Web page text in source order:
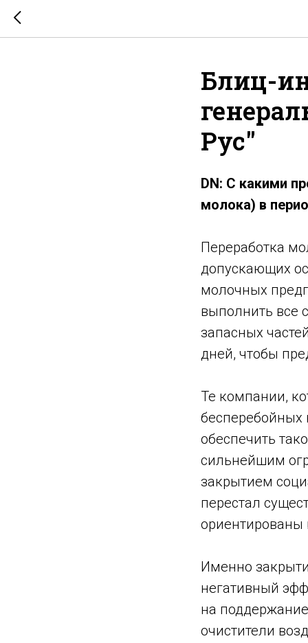
Блиц-
Рус"
DN: С какими
молока) в
Переработка
допускающих
молочных
выполнить все
запасных
дней, чтобы
Те компании,
бесперебойных
обеспечить
сильнейшим
закрытием
перестал
ориентированы
Именно
негативный
на
очистители